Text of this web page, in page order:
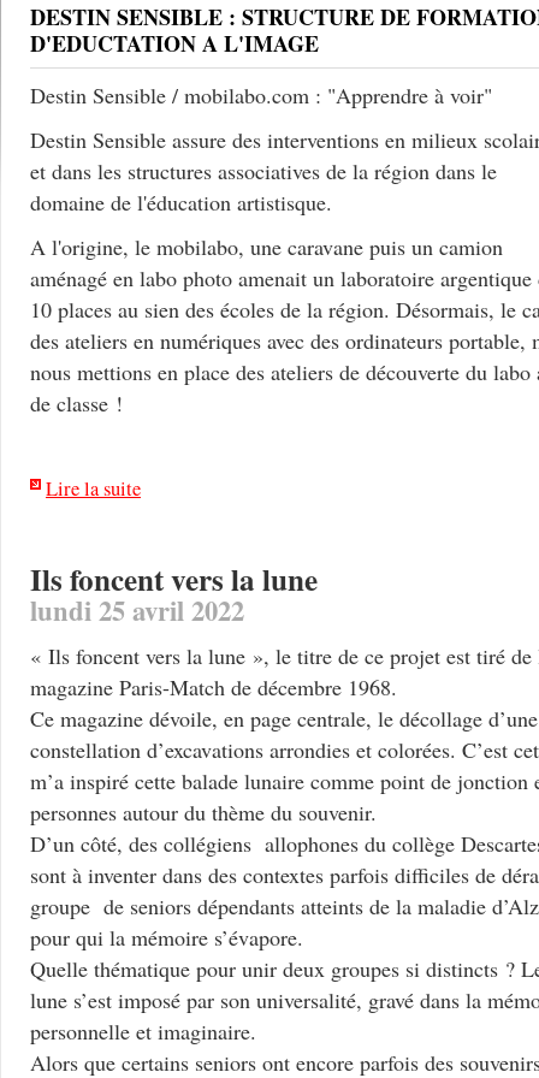
DESTIN SENSIBLE : STRUCTURE DE
D'EDUCTATION A L'IMAGE
Destin Sensible / mobilabo.com : "Apprendre à voir"
Destin Sensible assure des interventions en milieux
et dans les structures associatives de la région dans le
domaine de l'éducation artistisque.
A l'origine, le mobilabo, une caravane puis un camion
aménagé en labo photo amenait un laboratoire argentique
10 places au sien des écoles de la région. Désormais, le
des ateliers en numériques avec des ordinateurs
nous mettions en place des ateliers de découverte du labo
de classe !
Lire la suite
Ils foncent vers la lune
lundi 25 avril 2022
« Ils foncent vers la lune », le titre de ce projet est tiré de
magazine Paris-Match de décembre 1968.
Ce magazine dévoile, en page centrale, le décollage
constellation d’excavations arrondies et colorées. C’est
m’a inspiré cette balade lunaire comme point de jonction
personnes autour du thème du souvenir.
D’un côté, des collégiens allophones du collège
sont à inventer dans des contextes parfois difficiles de
groupe de seniors dépendants atteints de la maladie
pour qui la mémoire s’évapore.
Quelle thématique pour unir deux groupes si distincts ?
lune s’est imposé par son universalité, gravé dans la
personnelle et imaginaire.
Alors que certains seniors ont encore parfois des